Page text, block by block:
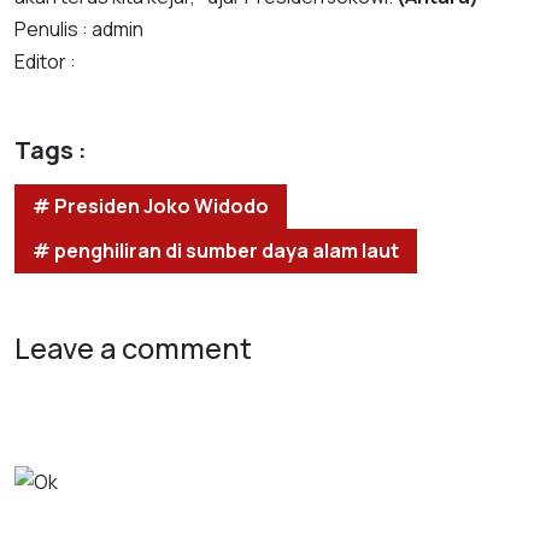
Penulis : admin
Editor :
Tags :
# Presiden Joko Widodo
# penghiliran di sumber daya alam laut
Leave a comment